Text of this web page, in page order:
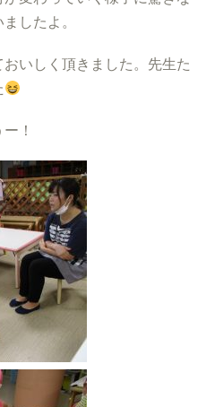
したよ。
いしく頂きました。先生た
！